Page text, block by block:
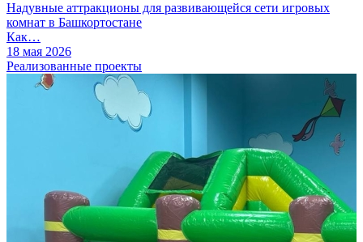
Надувные аттракционы для развивающейся сети игровых
комнат в Башкортостане
Как…
18 мая 2026
Реализованные проекты